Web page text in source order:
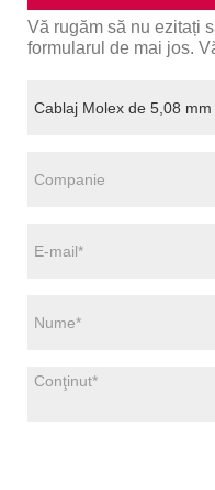
Vă rugăm să nu ezitați
formularul de mai jos.